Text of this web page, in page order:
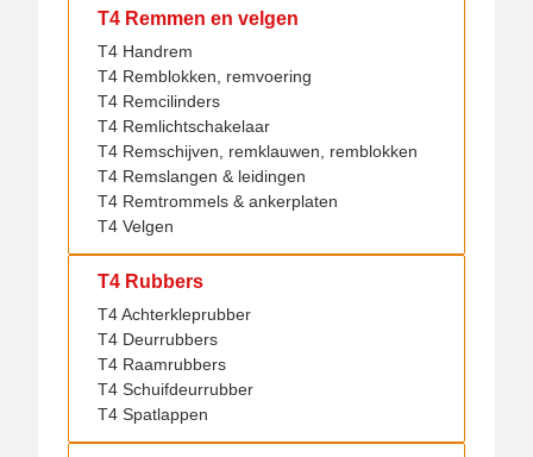
T4 Remmen en velgen
T4 Handrem
T4 Remblokken, remvoering
T4 Remcilinders
T4 Remlichtschakelaar
T4 Remschijven, remklauwen, remblokken
T4 Remslangen & leidingen
T4 Remtrommels & ankerplaten
T4 Velgen
T4 Rubbers
T4 Achterkleprubber
T4 Deurrubbers
T4 Raamrubbers
T4 Schuifdeurrubber
T4 Spatlappen